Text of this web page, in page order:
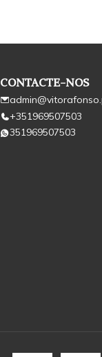
CONTACTE-NOS
+351969507503
351969507503